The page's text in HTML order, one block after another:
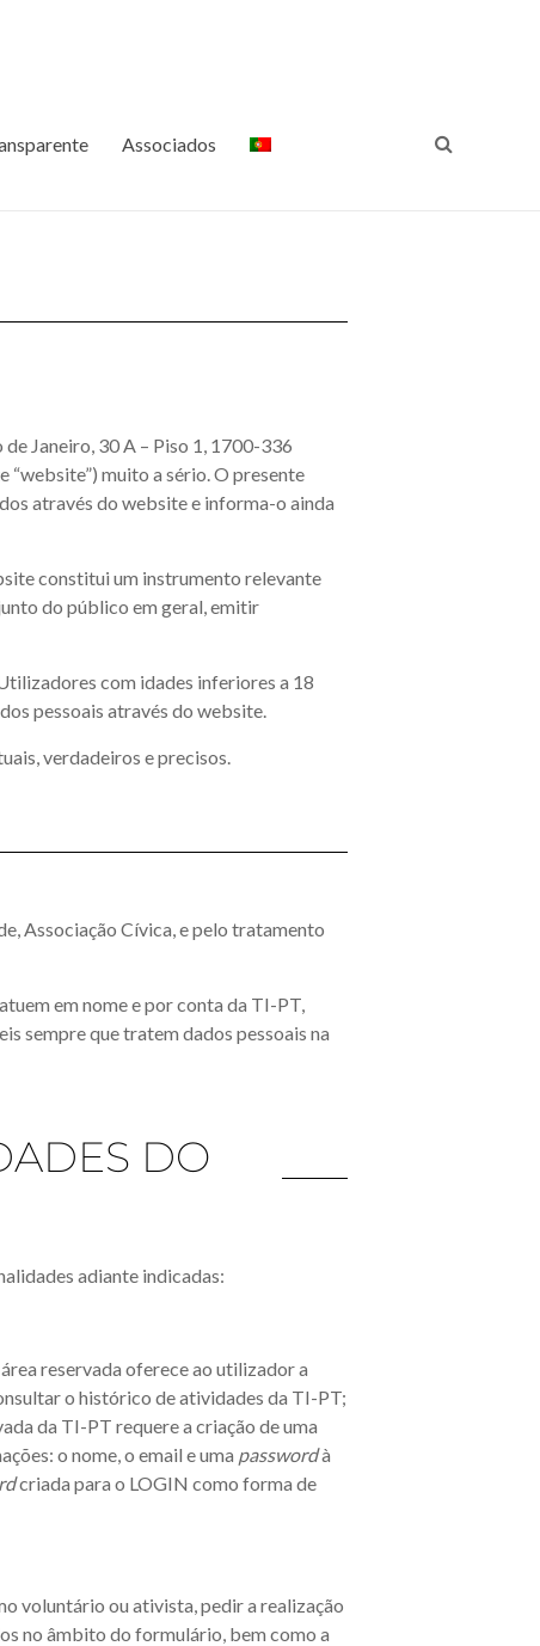
Associados
Janeiro, 30 A – Piso 1, 1700-336
muito a sério. O presente
através do website e informa-o ainda
constitui um instrumento relevante
do público em geral, emitir
com idades inferiores a 18
pessoais através do website.
verdadeiros e precisos.
Associação Cívica, e pelo tratamento
em nome e por conta da TI-PT,
sempre que tratem dados pessoais na
DO
adiante indicadas:
reservada oferece ao utilizador a
o histórico de atividades da TI-PT;
da TI-PT requere a criação de uma
o nome, o email e uma passwordà
criada para o LOGIN como forma de
voluntário ou ativista, pedir a realização
no âmbito do formulário, bem como a